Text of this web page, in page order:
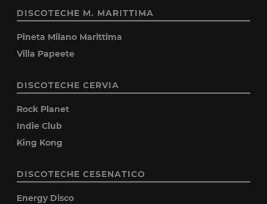
DISCOTECHE M. MARITTIMA
Pineta Milano Marittima
Villa Papeete
DISCOTECHE CERVIA
Rock Planet
Indie Club
King Kong
DISCOTECHE CESENATICO
Energy Disco